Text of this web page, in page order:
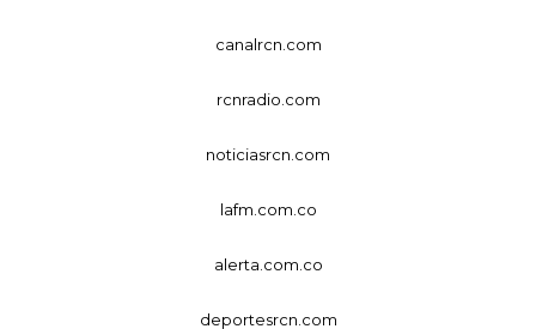
canalrcn.com
rcnradio.com
noticiasrcn.com
lafm.com.co
alerta.com.co
deportesrcn.com